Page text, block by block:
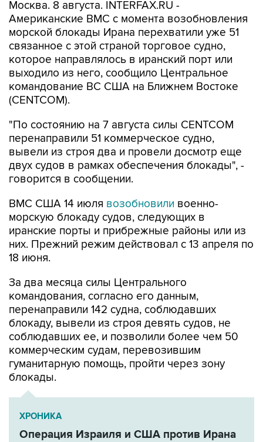
Москва. 8 августа. INTERFAX.RU -
Американские ВМС с момента возобновления
морской блокады Ирана перехватили уже 51
связанное с этой страной торговое судно,
которое направлялось в иранский порт или
выходило из него, сообщило Центральное
командование ВС США на Ближнем Востоке
(CENTCOM).
"По состоянию на 7 августа силы CENTCOM
перенаправили 51 коммерческое судно,
вывели из строя два и провели досмотр еще
двух судов в рамках обеспечения блокады", -
говорится в сообщении.
ВМС США 14 июля возобновили военно-
морскую блокаду судов, следующих в
иранские порты и прибрежные районы или из
них. Прежний режим действовал с 13 апреля по
18 июня.
За два месяца силы Центрального
командования, согласно его данным,
перенаправили 142 судна, соблюдавших
блокаду, вывели из строя девять судов, не
соблюдавших ее, и позволили более чем 50
коммерческим судам, перевозившим
гуманитарную помощь, пройти через зону
блокады.
ХРОНИКА
Операция Израиля и США против Ирана